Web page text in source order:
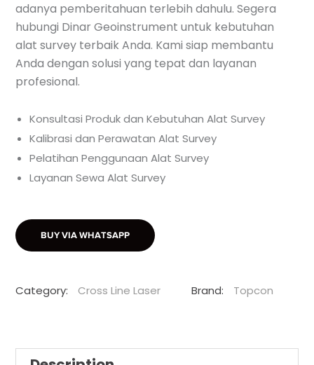
adanya pemberitahuan terlebih dahulu. Segera
hubungi Dinar Geoinstrument untuk kebutuhan
alat survey terbaik Anda. Kami siap membantu
Anda dengan solusi yang tepat dan layanan
profesional.
Konsultasi Produk dan Kebutuhan Alat Survey
Kalibrasi dan Perawatan Alat Survey
Pelatihan Penggunaan Alat Survey
Layanan Sewa Alat Survey
BUY VIA WHATSAPP
Category: Cross Line Laser Brand: Topcon